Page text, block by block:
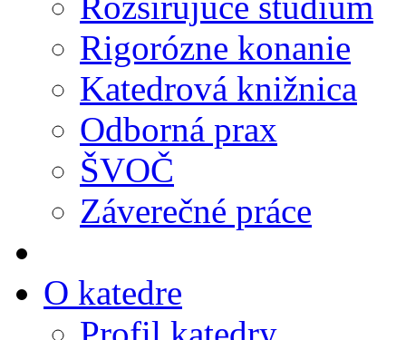
Rigorózne konanie
Katedrová knižnica
Odborná prax
ŠVOČ
Záverečné práce
O katedre